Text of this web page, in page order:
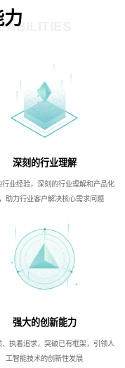
深刻的行业理解
行业经验，深刻的行业理解和产品化
助力行业客户解决核心需求问题
强大的创新能力
、执着追求，突破已有框架，引领人
工智能技术的创新性发展